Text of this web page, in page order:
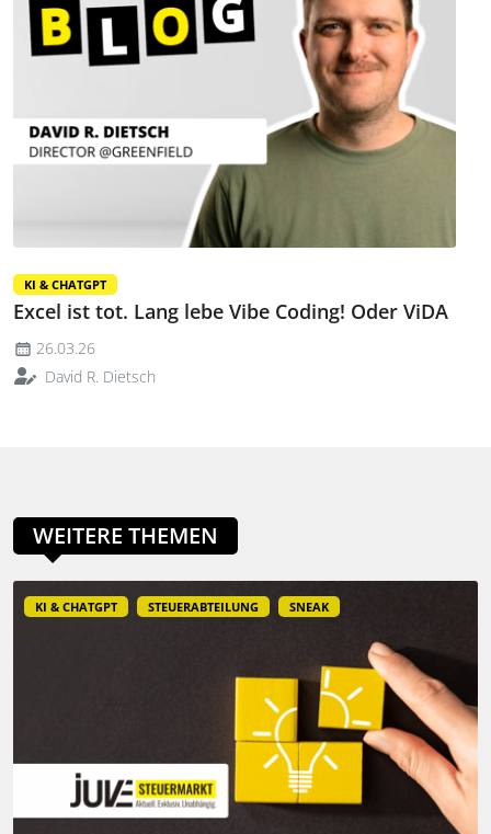
KI & CHATGPT
Excel ist tot. Lang lebe Vibe Coding! Oder ViDA
26.03.26
David R. Dietsch
WEITERE THEMEN
KI & CHATGPT STEUERABTEILUNG SNEAK